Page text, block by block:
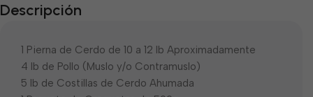
Descripción
1 Pierna de Cerdo de 10 a 12 lb Aproximadamente
4 lb de Pollo (Muslo y/o Contramuslo)
5 lb de Costillas de Cerdo Ahumada